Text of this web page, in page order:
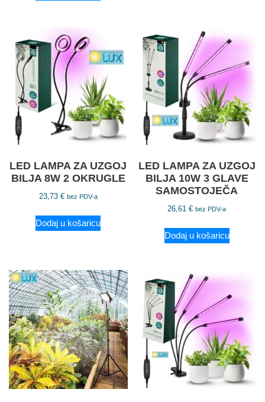
LED LAMPA ZA UZGOJ
BILJA 8W 2 OKRUGLE
23,73 € bez PDV-a
Dodaj u košaricu
LED LAMPA ZA UZGOJ
BILJA 10W 3 GLAVE
SAMOSTOJEČA
26,61€ bez PDV-a
Dodaj u košaricu